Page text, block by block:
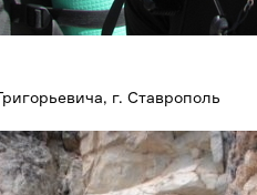
г. Ставрополь